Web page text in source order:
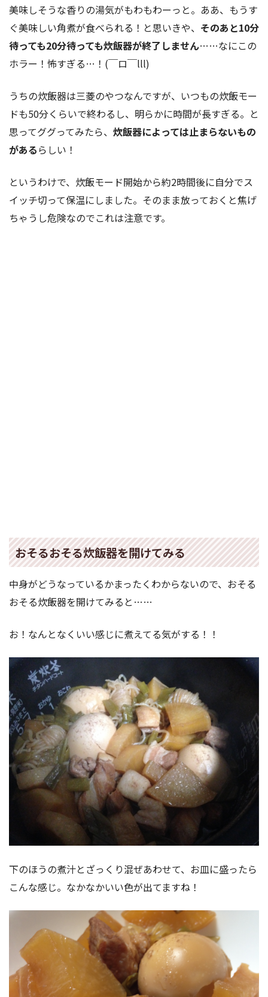
美味しそうな香りの湯気がもわもわーっと。ああ、もうす
ぐ美味しい角煮が食べられる！と思いきや、 そのあと10分
待っても20分待っても炊飯器が終了しません……なにこの
ホラー！怖すぎる…！(￣ロ￣lll)
うちの炊飯器は三菱のやつなんですが、いつもの炊飯モー
ドも50分くらいで終わるし、明らかに時間が長すぎる。と
思ってググってみたら、 炊飯器によっては止まらないもの
があるらしい！
というわけで、炊飯モード開始から約2時間後に自分でス
イッチ切って保温にしました。そのまま放っておくと焦げ
ちゃうし危険なのでこれは注意です。
おそるおそる炊飯器を開けてみる
中身がどうなっているかまったくわからないので、おそる
おそる炊飯器を開けてみると……
お！なんとなくいい感じに煮えてる気がする！！
下のほうの煮汁とざっくり混ぜあわせて、お皿に盛ったら
こんな感じ。なかなかいい色が出てますね！